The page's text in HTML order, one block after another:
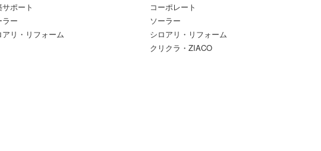
ポート
ラー
アリ・リフォーム
コーポレート
ソーラー
シロアリ・リフォーム
クリクラ・ZIACO